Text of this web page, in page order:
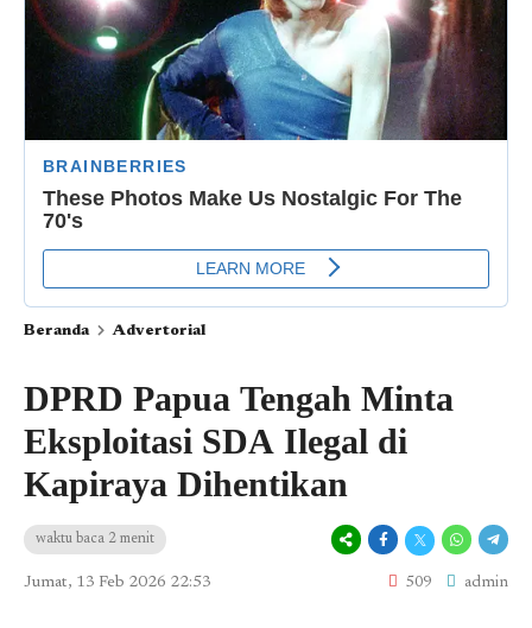
Beranda Advertorial
DPRD Papua Tengah Minta
Eksploitasi SDA Ilegal di
Kapiraya Dihentikan
waktu baca 2 menit
Jumat, 13 Feb 2026 22:53 509 admin